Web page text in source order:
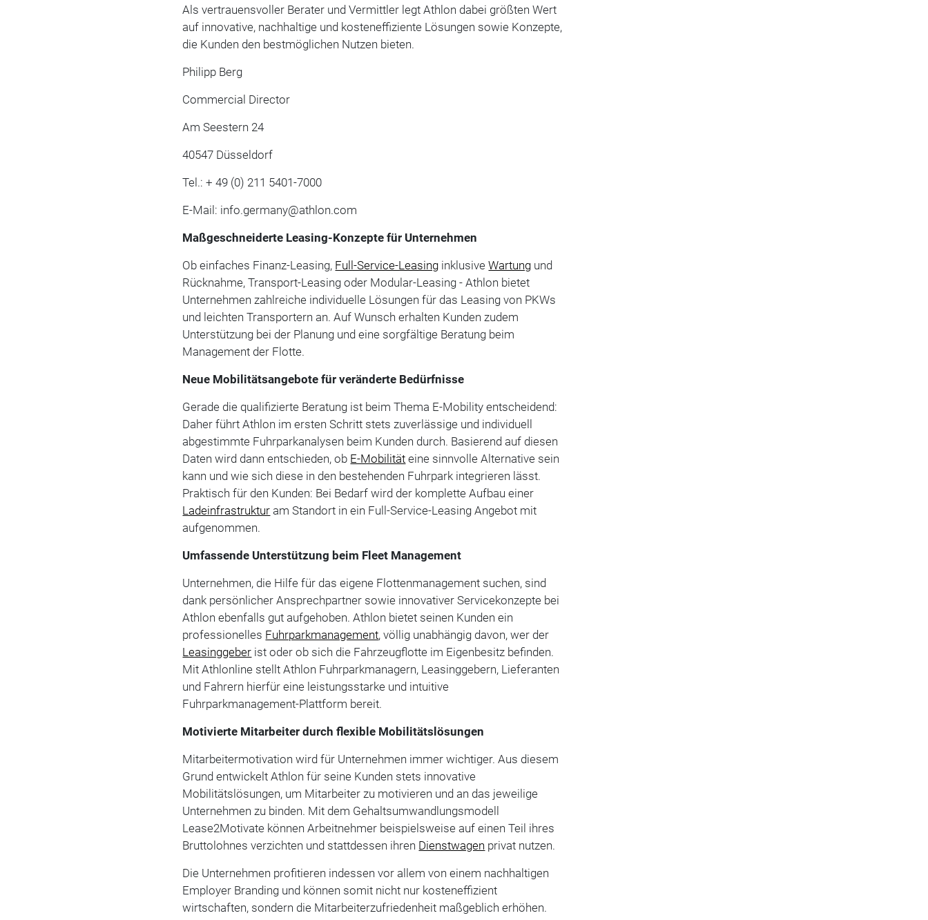
Als vertrauensvoller Berater und Vermittler legt Athlon dabei größten Wert
auf innovative, nachhaltige und kosteneffiziente Lösungen sowie Konzepte,
die Kunden den bestmöglichen Nutzen bieten.
Philipp Berg
Commercial Director
Am Seestern 24
40547 Düsseldorf
Tel.: + 49 (0) 211 5401-7000
E-Mail: info.germany@athlon.com
Maßgeschneiderte Leasing-Konzepte für Unternehmen
Ob einfaches Finanz-Leasing, Full-Service-Leasing inklusiveWartung und
Rücknahme, Transport-Leasing oder Modular-Leasing - Athlon bietet
Unternehmen zahlreiche individuelle Lösungen für das Leasing von PKWs
und leichten Transportern an. Auf Wunsch erhalten Kunden zudem
Unterstützung bei der Planung und eine sorgfältige Beratung beim
Management der Flotte.
Neue Mobilitätsangebote für veränderte Bedürfnisse
Gerade die qualifizierte Beratung ist beim Thema E-Mobility entscheidend:
Daher führt Athlon im ersten Schritt stets zuverlässige und individuell
abgestimmte Fuhrparkanalysen beim Kunden durch. Basierend auf diesen
Daten wird dann entschieden, ob E-Mobilität eine sinnvolle Alternative sein
kann und wie sich diese in den bestehenden Fuhrpark integrieren lässt.
Praktisch für den Kunden: Bei Bedarf wird der komplette Aufbau einer
Ladeinfrastruktur am Standort in ein Full-Service-Leasing Angebot mit
aufgenommen.
Umfassende Unterstützung beim Fleet Management
Unternehmen, die Hilfe für das eigene Flottenmanagement suchen, sind
dank persönlicher Ansprechpartner sowie innovativer Servicekonzepte bei
Athlon ebenfalls gut aufgehoben. Athlon bietet seinen Kunden ein
professionelles Fuhrparkmanagement, völlig unabhängig davon, wer der
Leasinggeber ist oder ob sich die Fahrzeugflotte im Eigenbesitz befinden.
Mit Athlonline stellt Athlon Fuhrparkmanagern, Leasinggebern, Lieferanten
und Fahrern hierfür eine leistungsstarke und intuitive
Fuhrparkmanagement-Plattform bereit.
Motivierte Mitarbeiter durch flexible Mobilitätslösungen
Mitarbeitermotivation wird für Unternehmen immer wichtiger. Aus diesem
Grund entwickelt Athlon für seine Kunden stets innovative
Mobilitätslösungen, um Mitarbeiter zu motivieren und an das jeweilige
Unternehmen zu binden. Mit dem Gehaltsumwandlungsmodell
Lease2Motivate können Arbeitnehmer beispielsweise auf einen Teil ihres
Bruttolohnes verzichten und stattdessen ihren Dienstwagen privat nutzen.
Die Unternehmen profitieren indessen vor allem von einem nachhaltigen
Employer Branding und können somit nicht nur kosteneffizient
wirtschaften, sondern die Mitarbeiterzufriedenheit maßgeblich erhöhen.